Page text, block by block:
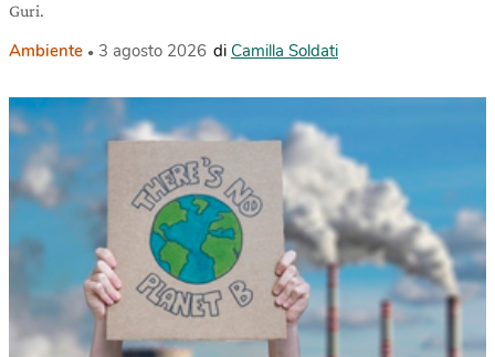
Guri.
Ambiente 3 agosto 2026 di Camilla Soldati